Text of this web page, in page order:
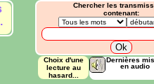
Chercher les
contenant:
Choix d'une
lecture au
hasard...
Dernières
en audio